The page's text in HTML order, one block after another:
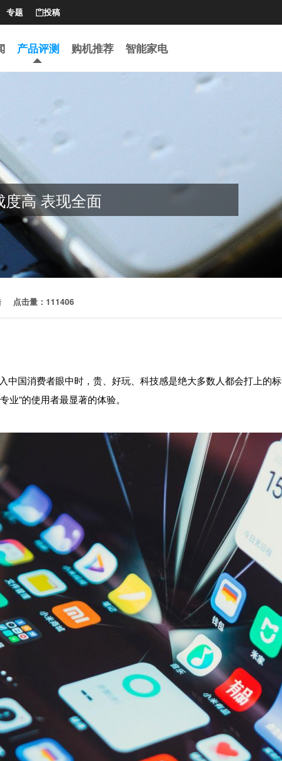
专题 投稿
产品评测 购机推荐 智能家电
高 表现全面
点击量：111406
中国消费者眼中时，贵、好玩、科技感是绝大多数人都会打上的
”的使用者最显著的体验。